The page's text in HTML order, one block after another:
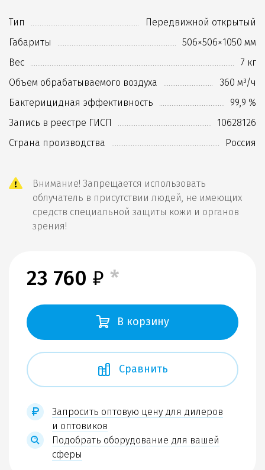
Тип
Передвижной открытый
Габариты
506×506×1050 мм
Вес
7 кг
Объем обрабатываемого воздуха
360 м³/ч
Бактерицидная эффективность
99,9 %
Запись в реестре ГИСП
10628126
Страна производства
Россия
Внимание! Запрещается использовать
облучатель в присутствии людей, не имеющих
средств специальной защиты кожи и органов
зрения!
23 760 ₽ *
В корзину
Сравнить
Запросить оптовую цену для дилеров
и оптовиков
Подобрать оборудование для вашей
сферы